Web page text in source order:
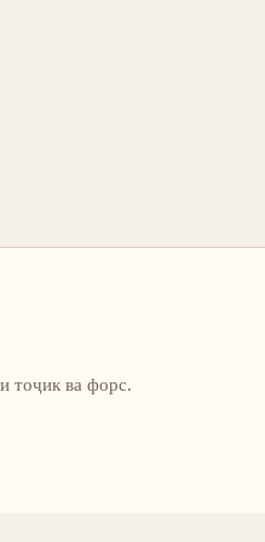
тоҷик ва форс.